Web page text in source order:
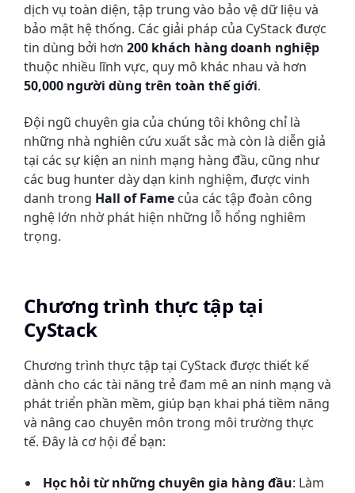
dịch vụ toàn diện, tập trung vào bảo vệ dữ liệu và
bảo mật hệ thống. Các giải pháp của CyStack được
tin dùng bởi hơn 200 khách hàng doanh nghiệp
50,000 người dùng trên toàn thế giới.
Đội ngũ chuyên gia của chúng tôi không chỉ là
những nhà nghiên cứu xuất sắc mà còn là diễn giả
tại các sự kiện an ninh mạng hàng đầu, cũng như
các bug hunter dày dạn kinh nghiệm, được vinh
danh trong Hall of Fame của các tập đoàn công
nghệ lớn nhờ phát hiện những lỗ hổng nghiêm
trọng.
Chương trình thực tập tại
CyStack
Chương trình thực tập tại CyStack được thiết kế
dành cho các tài năng trẻ đam mê an ninh mạng và
phát triển phần mềm, giúp bạn khai phá tiềm năng
và nâng cao chuyên môn trong môi trường thực
tế. Đây là cơ hội để bạn:
Học hỏi từ những chuyên gia hàng đầu: Làm